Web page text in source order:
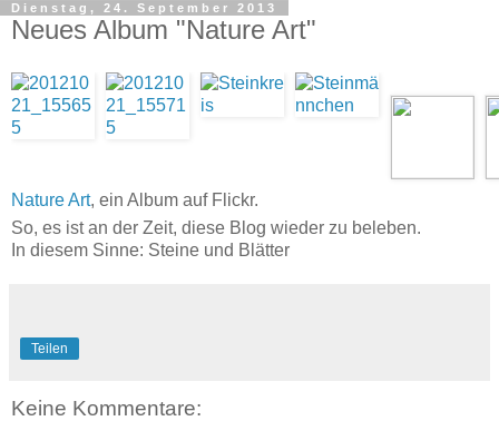
Dienstag, 24. September 2013
Neues Album "Nature Art"
Nature Art, ein Album auf Flickr.
So, es ist an der Zeit, diese Blog wieder zu beleben.
In diesem Sinne: Steine und Blätter
Teilen
Keine Kommentare: